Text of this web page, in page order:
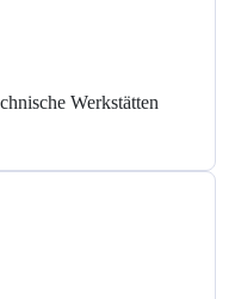
Werkstätten